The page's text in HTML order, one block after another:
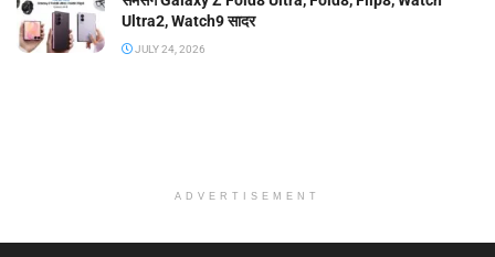
Ultra2, Watch9 सादर
JULY 24, 2026
ADVERTISEMENT